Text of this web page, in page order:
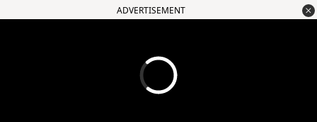
ADVERTISEMENT